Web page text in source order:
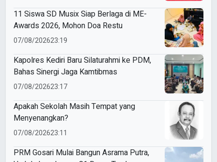
11 Siswa SD Musix Siap Berlaga di ME-
Awards 2026, Mohon Doa Restu
07/08/202623:19
Kapolres Kediri Baru Silaturahmi ke PDM,
Bahas Sinergi Jaga Kamtibmas
07/08/202623:17
Apakah Sekolah Masih Tempat yang
Menyenangkan?
07/08/202623:11
PRM Gosari Mulai Bangun Asrama Putra,